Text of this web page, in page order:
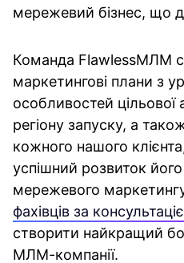
мережевий бізнес, що
Команда FlawlessМЛМ
маркетингові плани з
особливостей цільової
регіону запуску, а
кожного нашого
успішний розвиток
мережевого
фахівців за
створити найкращий
МЛМ-компанії.